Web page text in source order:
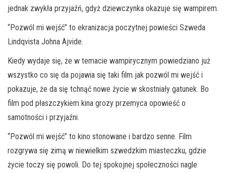
jednak zwykła przyjaźń, gdyż dziewczynka okazuje się wampirem.
“Pozwól mi wejść” to ekranizacja poczytnej powieści Szweda
Lindqvista Johna Ajvide.
Kiedy wydaje się, że w temacie wampirycznym powiedziano już
wszystko co się da pojawia się taki film jak pozwól mi wejść i
pokazuje, że da się tchnąć nowe życie w skostniały gatunek. Bo
film pod płaszczykiem kina grozy przemyca opowieść o
samotności i przyjaźni.
“Pozwól mi wejść” to kino stonowane i bardzo senne. Film
rozgrywa się zimą w niewielkim szwedzkim miasteczku, gdzie
życie toczy się powoli. Do tej spokojnej społeczności nagle